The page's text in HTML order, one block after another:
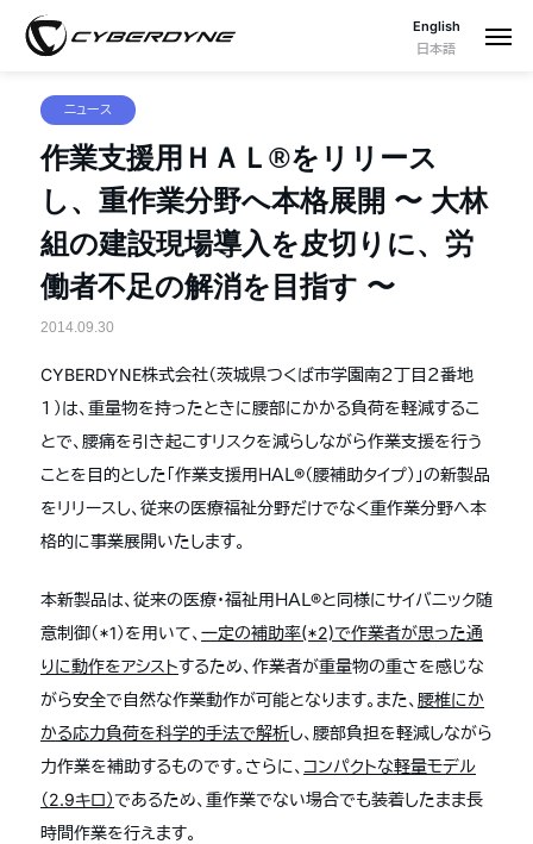
English
日本語
ニュース
作業支援用ＨＡＬ®をリリース
し、重作業分野へ本格展開 〜 大林
組の建設現場導入を皮切りに、労
働者不足の解消を目指す 〜
2014.09.30
CYBERDYNE株式会社（茨城県つくば市学園南２丁目２番地
１）は、重量物を持ったときに腰部にかかる負荷を軽減するこ
とで、腰痛を引き起こすリスクを減らしながら作業支援を行う
ことを目的とした「作業支援用ＨＡＬ®（腰補助タイプ）」の新製品
をリリースし、従来の医療福祉分野だけでなく重作業分野へ本
格的に事業展開いたします。
本新製品は、従来の医療・福祉用ＨＡＬ®と同様にサイバニック随
意制御（*1）を用いて、 一定の補助率(*2)で作業者が思った通
りに動作をアシストするため、作業者が重量物の重さを感じな
がら安全で自然な作業動作が可能となります。また、 腰椎にか
かる応力負荷を科学的手法で解析し、腰部負担を軽減しながら
力作業を補助するものです。さらに、 コンパクトな軽量モデル
（2.9キロ）であるため、重作業でない場合でも装着したまま長
時間作業を行えます。